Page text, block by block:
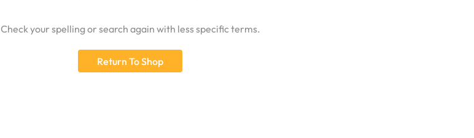
Check your spelling or search again with less specific terms.
Return To Shop